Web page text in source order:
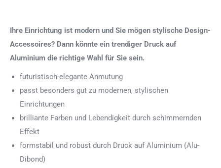
Ihre Einrichtung ist modern und Sie mögen stylische Design-
Accessoires? Dann könnte ein trendiger Druck auf
Aluminium die richtige Wahl für Sie sein.
futuristisch-elegante Anmutung
passt besonders gut zu modernen, stylischen
Einrichtungen
brilliante Farben und Lebendigkeit durch schimmernden
Effekt
formstabil und robust durch Druck auf Aluminium (Alu-
Dibond)